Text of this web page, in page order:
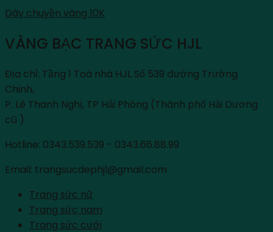
Dây chuyền vàng 10K
VÀNG BẠC TRANG SỨC HJL
Địa chỉ: Tầng 1 Toà nhà HJL Số 539 đường Trường
Chinh,
P. Lê Thanh Nghị, TP Hải Phòng (Thành phố Hải Dương
cũ )
Hotline: 0343.539.539 - 0343.66.88.99
Email: trangsucdephjl@gmail.com
Trang sức nữ
Trang sức nam
Trang sức cưới